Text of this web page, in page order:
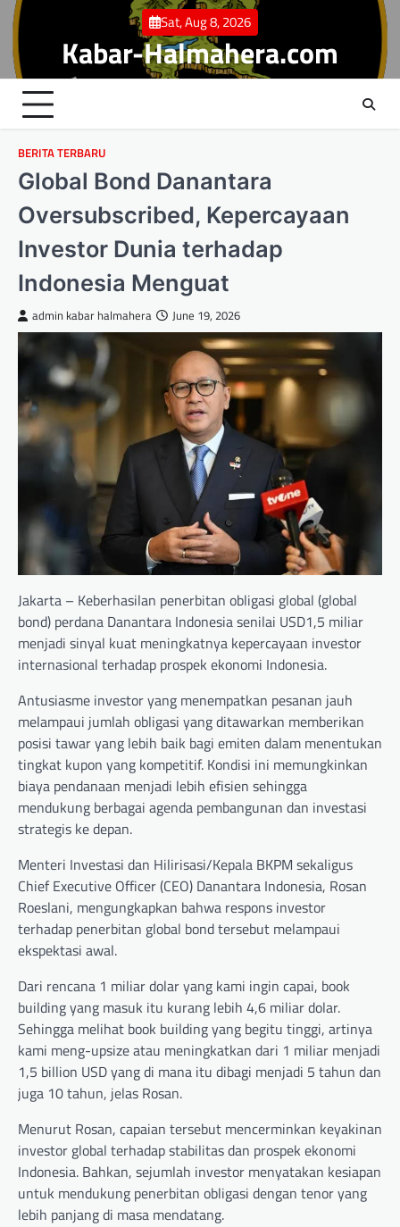
Skip
content
Sat, Aug 8, 2026
Kabar-Halmahera.com
BERITA TERBARU
Global Bond Danantara
Oversubscribed, Kepercayaan
Investor Dunia terhadap
Indonesia Menguat
admin kabar halmahera June 19, 2026
Jakarta – Keberhasilan penerbitan obligasi global (global
bond) perdana Danantara Indonesia senilai USD1,5 miliar
menjadi sinyal kuat meningkatnya kepercayaan investor
internasional terhadap prospek ekonomi Indonesia.
Antusiasme investor yang menempatkan pesanan jauh
melampaui jumlah obligasi yang ditawarkan memberikan
posisi tawar yang lebih baik bagi emiten dalam menentukan
tingkat kupon yang kompetitif. Kondisi ini memungkinkan
biaya pendanaan menjadi lebih efisien sehingga
mendukung berbagai agenda pembangunan dan investasi
strategis ke depan.
Menteri Investasi dan Hilirisasi/Kepala BKPM sekaligus
Chief Executive Officer (CEO) Danantara Indonesia, Rosan
Roeslani, mengungkapkan bahwa respons investor
terhadap penerbitan global bond tersebut melampaui
ekspektasi awal.
Dari rencana 1 miliar dolar yang kami ingin capai, book
building yang masuk itu kurang lebih 4,6 miliar dolar.
Sehingga melihat book building yang begitu tinggi, artinya
kami meng-upsize atau meningkatkan dari 1 miliar menjadi
1,5 billion USD yang di mana itu dibagi menjadi 5 tahun dan
juga 10 tahun, jelas Rosan.
Menurut Rosan, capaian tersebut mencerminkan keyakinan
investor global terhadap stabilitas dan prospek ekonomi
Indonesia. Bahkan, sejumlah investor menyatakan kesiapan
untuk mendukung penerbitan obligasi dengan tenor yang
lebih panjang di masa mendatang.